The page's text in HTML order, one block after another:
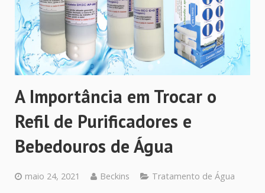
A Importância em Trocar o
Refil de Purificadores e
Bebedouros de Água
maio 24, 2021 Beckins Tratamento de Água